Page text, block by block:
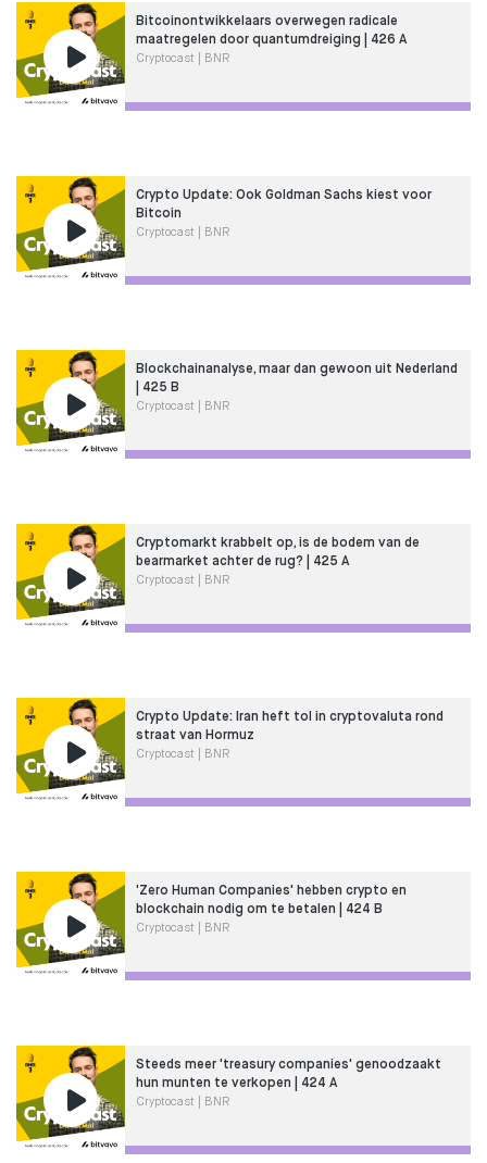
Bitcoinontwikkelaars overwegen radicale
maatregelen door quantumdreiging | 426 A
Cryptocast | BNR
Crypto Update: Ook Goldman Sachs kiest voor
Bitcoin
Cryptocast | BNR
Blockchainanalyse, maar dan gewoon uit Nederland
| 425 B
Cryptocast | BNR
Cryptomarkt krabbelt op, is de bodem van de
bearmarket achter de rug? | 425 A
Cryptocast | BNR
Crypto Update: Iran heft tol in cryptovaluta rond
straat van Hormuz
Cryptocast | BNR
'Zero Human Companies' hebben crypto en
blockchain nodig om te betalen | 424 B
Cryptocast | BNR
Steeds meer 'treasury companies' genoodzaakt
hun munten te verkopen | 424 A
Cryptocast | BNR